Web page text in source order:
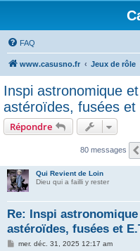
FAQ
www.casusno.fr Jeux de rôle
Inspi astronomique
astéroïdes, fusées et
Répondre
80 messages
Qui Revient de Loin
Dieu qui a failli y rester
Re: Inspi
astéroïdes, fusées et
Mmer. déc. 31, 2025 12:17 am